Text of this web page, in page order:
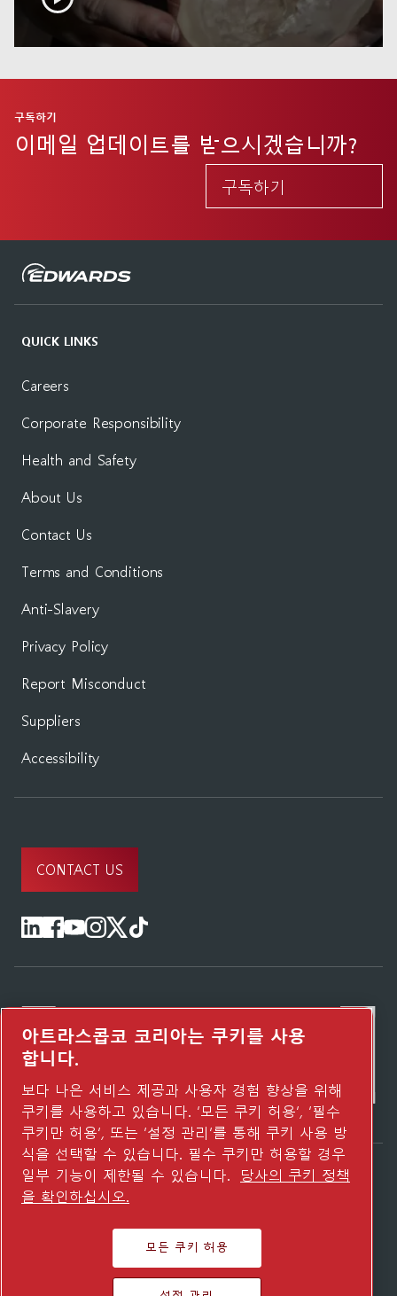
구독하기
이메일 업데이트를 받으시겠습니까?
구독하기
QUICK LINKS
Careers
Corporate Responsibility
Health and Safety
About Us
Contact Us
Terms and Conditions
Anti-Slavery
Privacy Policy
Report Misconduct
Suppliers
Accessibility
CONTACT US
Atlas Copco Group이 어떻게 기술로 미래를
Atlas Copco Group 웹사이트 방문하기
Atlas Copco Group 그룹사
아트라스콥코 코리아는 쿠키를 사용
합니다.
보다 나은 서비스 제공과 사용자 경험 향상을 위해
쿠키를 사용하고 있습니다. ‘모든 쿠키 허용’, ‘필수
쿠키만 허용’, 또는 ‘설정 관리’를 통해 쿠키 사용 방
식을 선택할 수 있습니다. 필수 쿠키만 허용할 경우
일부 기능이 제한될 수 있습니다.
당사의 쿠키 정책
을 확인하십시오.
모든 쿠키 허용